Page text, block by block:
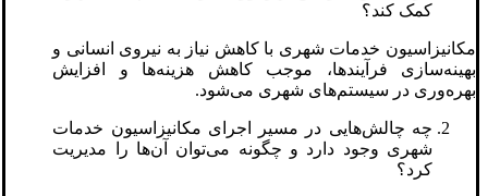
کمک کند؟
مکانیزاسیون خدمات شهری با کاهش نیاز به نیروی انسانی و
بهینه‌سازی فرآیندها، موجب کاهش هزینه‌ها و افزایش
بهره‌وری در سیستم‌های شهری می‌شود.
چه چالش‌هایی در مسیر اجرای مکانیزاسیون خدمات
شهری وجود دارد و چگونه می‌توان آن‌ها را مدیریت
کرد؟